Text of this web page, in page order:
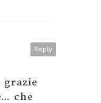
Reply
grazie
che